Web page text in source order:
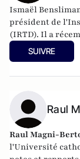
Ismaël
président de
(IRTD). Il a
dans la zone
SUIVRE
Raul
Raul Magni-
l'Université